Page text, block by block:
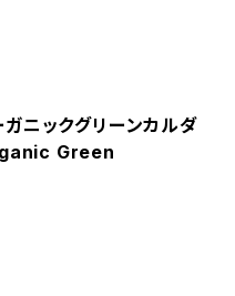
ニックグリーンカルダ
Green